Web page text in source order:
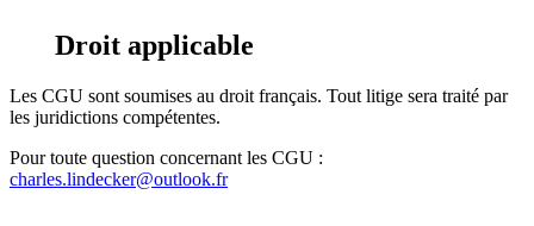
Droit applicable
Les CGU sont soumises au droit français. Tout litige sera traité par
les juridictions compétentes.
Pour toute question concernant les CGU :
charles.lindecker@outlook.fr